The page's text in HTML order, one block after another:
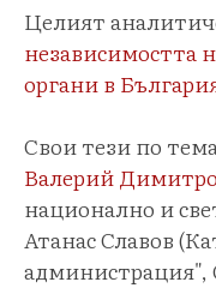
Целият
независимостта
органи в
Свои тези по
Валерий
национално и
Атанас Славов
администрация",